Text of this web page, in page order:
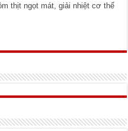
thịt ngọt mát, giải nhiệt cơ thể